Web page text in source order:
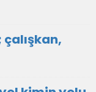
çalışkan,